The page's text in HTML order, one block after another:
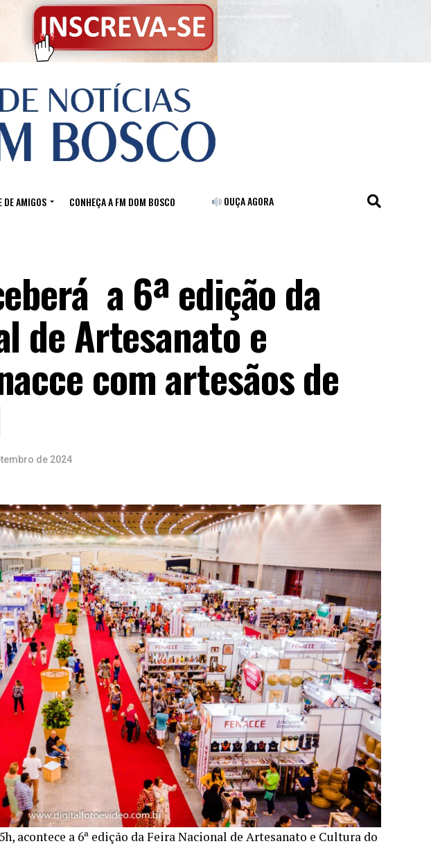
DE AMIGOS CONHEÇA A FM DOM BOSCO OUÇA AGORA
a 6ª edição da
de Artesanato e
com artesãos de
de 2024
acontece a 6ª edição da Feira Nacional de Artesanato e Cultura do